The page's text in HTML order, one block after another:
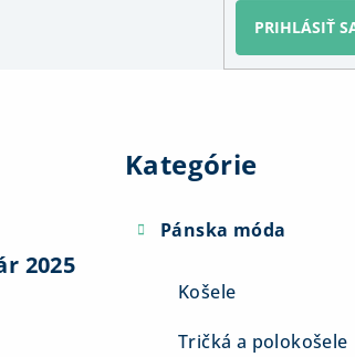
PRIHLÁSIŤ
2025
Kategórie
Pánska móda
Košele
Tričká a polokošele